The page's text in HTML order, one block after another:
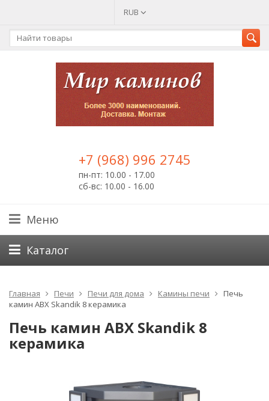
RUB
+7 (968) 996 2745
пн-пт: 10.00 - 17.00
сб-вс: 10.00 - 16.00
Меню
Каталог
Главная Печи Печи для дома Камины печи
Печь
камин ABX Skandik 8 керамика
Печь камин ABX Skandik 8
керамика